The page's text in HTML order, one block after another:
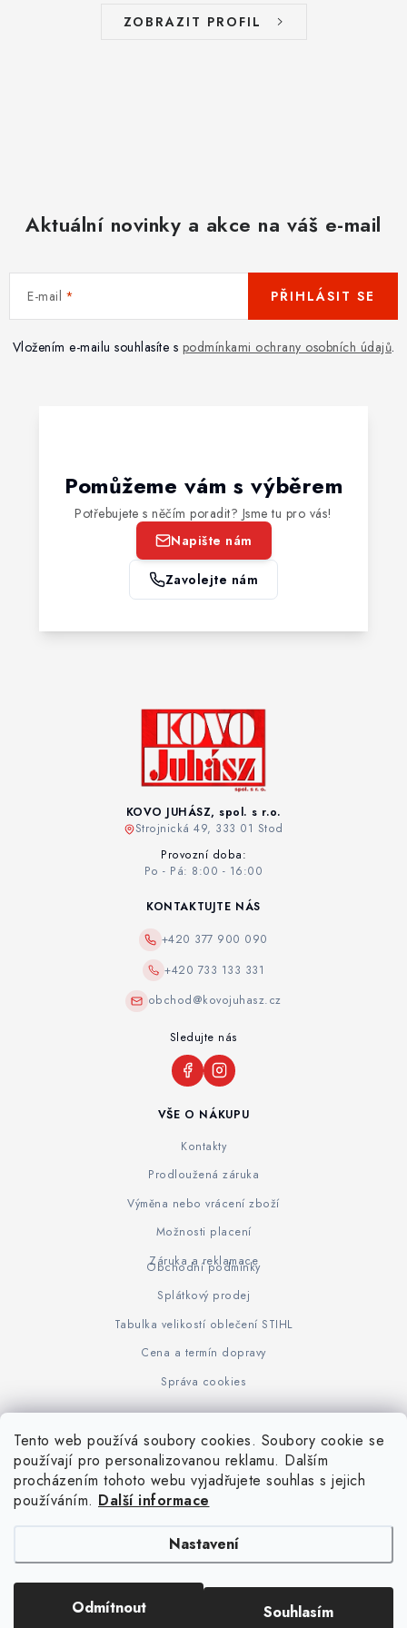
Tento web používá soubory cookies. Soubory cookie se
používají pro personalizovanou reklamu. Dalším
procházením tohoto webu vyjadřujete souhlas s jejich
používáním. Další informace
Nastavení
Odmítnout Souhlasím
ZOBRAZIT PROFIL
Aktuální novinky a akce na váš e-mail
E-mail
Vložením e-mailu souhlasíte s podmínkami ochrany osobních údajů.
PŘIHLÁSIT SE
Pomůžeme vám s výběrem
Potřebujete s něčím poradit? Jsme tu pro vás!
Napište nám
Zavolejte nám
KOVO JUHÁSZ, spol. s r.o.
Strojnická 49, 333 01 Stod
Provozní doba:
Po - Pá: 8:00 - 16:00
VŠE O NÁKUPU
Kontakty
Prodloužená záruka
Výměna nebo vrácení zboží
Možnosti placení
Záruka a reklamace
Obchodní podmínky
Splátkový prodej
Tabulka velikostí oblečení STIHL
Cena a termín dopravy
Správa cookies
KONTAKTUJTE NÁS
+420 377 900 090
+420 733 133 331
obchod@kovojuhasz.cz
Sledujte nás
www.KOVOJUHASZ.cz Výrobce STIHL STIHL Timbersport
iPloty.cz - PLETIVA A NÁŘADÍ. Všechna práva vyhrazena.
Upravit nastavení cookies